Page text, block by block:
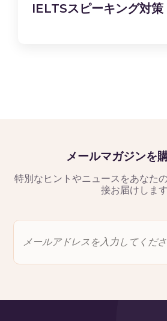
IELTSスピーキング対策
メールマガジンを
特別なヒントやニュースをあなた
接お届けします